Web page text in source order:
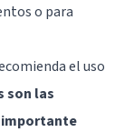
o para
el uso
son las
importante